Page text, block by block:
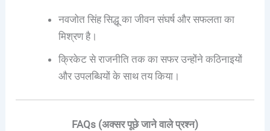
नवजोत सिंह सिद्धू का जीवन संघर्ष और सफलता का
मिश्रण है।
क्रिकेट से राजनीति तक का सफर उन्होंने कठिनाइयों
और उपलब्धियों के साथ तय किया।
FAQs (अक्सर पूछे जाने वाले प्रश्न)